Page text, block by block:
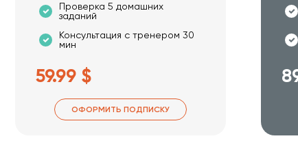
Проверка 5 домашних
заданий
Консультация с тренером 30
мин
59.99 $
ОФОРМИТЬ ПОДПИСКУ